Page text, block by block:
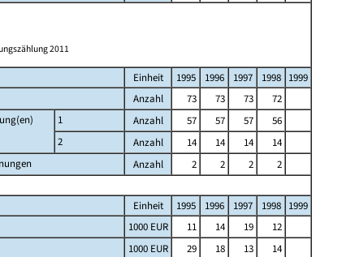
2011
Einheit 1995 1996 1997 1998
1999
Anzahl 73 73 73
72
1 Anzahl 57 57 57
56
2
Anzahl 14 14 14
14
Anzahl 2 2 2
2
Einheit 1995 1996 1997 1998
1999
1000 EUR 11 14 19
12
1000 EUR 29 18 13
14